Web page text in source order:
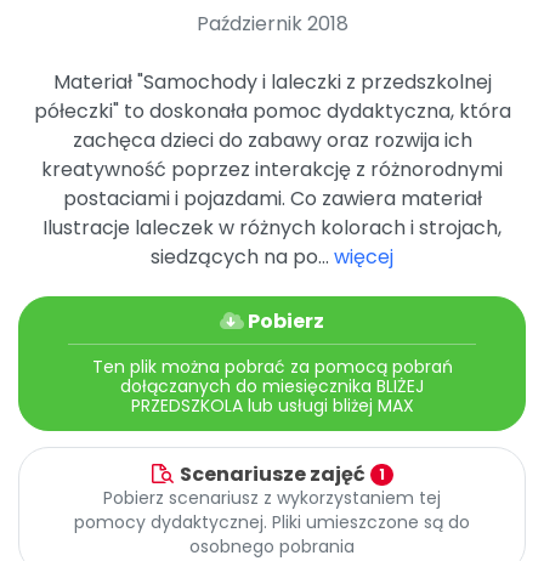
Archiwalne numery
Pomoc
Październik 2018
Materiał "Samochody i laleczki z przedszkolnej
półeczki" to doskonała pomoc dydaktyczna, która
zachęca dzieci do zabawy oraz rozwija ich
kreatywność poprzez interakcję z różnorodnymi
postaciami i pojazdami. Co zawiera materiał
Ilustracje laleczek w różnych kolorach i strojach,
siedzących na po... więcej
Pobierz
Ten plik można pobrać za pomocą pobrań
dołączanych do miesięcznika BLIŻEJ
PRZEDSZKOLA lub usługi bliżej MAX
Scenariusze zajęć 1
Pobierz scenariusz z wykorzystaniem tej
pomocy dydaktycznej. Pliki umieszczone są do
osobnego pobrania